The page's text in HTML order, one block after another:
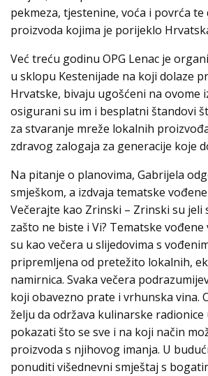
pekmeza, tjestenine, voća i povrća
proizvoda kojima je porijeklo
Već treću godinu OPG Lenac je
u sklopu Kestenijade na koji dolaze
Hrvatske, bivaju ugošćeni na ovome
osigurani su im i besplatni štandovi
za stvaranje mreže lokalnih
zdravog zalogaja za generacije koje
Na pitanje o planovima, Gabrijela
smješkom, a izdvaja tematske
Večerajte kao Zrinski – Zrinski su jeli
zašto ne biste i Vi? Tematske vođene
su kao večera u slijedovima s
pripremljena od pretežito lokalnih,
namirnica. Svaka večera
koji obavezno prate i vrhunska vina.
želju da održava kulinarske radionice
pokazati što se sve i na koji način
proizvoda s njihovog imanja. U
ponuditi višednevni smještaj s